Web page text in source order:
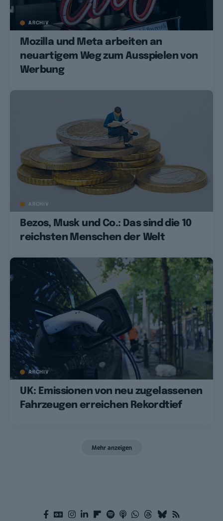
ARCHIV
Mozilla und Meta arbeiten an
neuartigem Weg zum Ausspielen von
Werbung
ARCHIV
Bezos, Musk und Co.: Das sind die 10
reichsten Menschen der Welt
ARCHIV
UK: Emissionen von neu zugelassenen
Fahrzeugen erreichen Rekordtief
Mehr anzeigen